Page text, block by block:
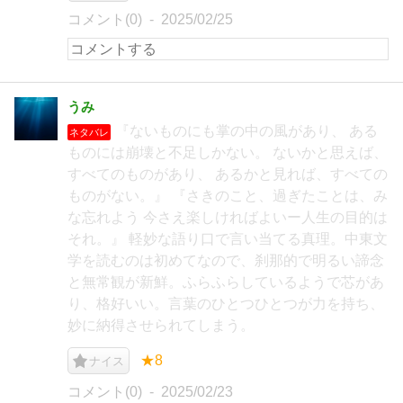
コメント(0) 2025/02/25
うみ
ネタバレ
『ないものにも掌の中の風があり、 ある
ものには崩壊と不足しかない。 ないかと思えば、
すべてのものがあり、 あるかと見れば、すべての
ものがない。』 『さきのこと、過ぎたことは、み
な忘れよう 今さえ楽しければよいー人生の目的は
それ。』 軽妙な語り口で言い当てる真理。中東文
学を読むのは初めてなので、刹那的で明るい諦念
と無常観が新鮮。ふらふらしているようで芯があ
り、格好いい。言葉のひとつひとつが力を持ち、
妙に納得させられてしまう。
ナイス ★8
コメント(0) 2025/02/23